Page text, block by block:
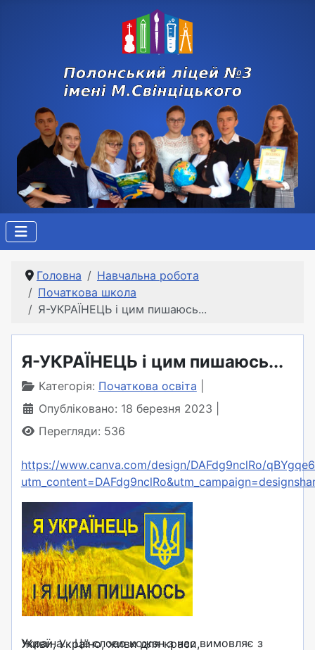
Головна
Навчальна робота
Початкова школа
Я-УКРАЇНЕЦЬ і цим пишаюсь...
Я-УКРАЇНЕЦЬ і цим пишаюсь...
Категорія: Початкова освіта
Опубліковано: 18 березня 2023
Перегляди: 536
https://www.canva.com/design/DAFdg9nclRo/
Живи, Україно, живи для краси,
Україна... Це слово кожен з нас вимовляє з